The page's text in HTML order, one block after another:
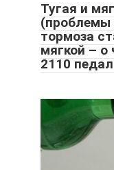
Тугая и
(проблемы
тормоза
мягкой – о
2110